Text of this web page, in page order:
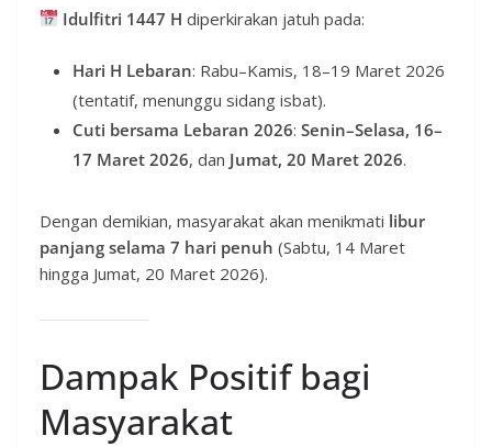
Idulfitri 1447 H diperkirakan jatuh pada:
Hari H Lebaran: Rabu–Kamis, 18–19 Maret 2026
(tentatif, menunggu sidang isbat).
Cuti bersama Lebaran 2026: Senin–Selasa, 16–
17 Maret 2026, dan Jumat, 20 Maret 2026.
Dengan demikian, masyarakat akan menikmati libur
panjang selama 7 hari penuh (Sabtu, 14 Maret
hingga Jumat, 20 Maret 2026).
Dampak Positif bagi
Masyarakat